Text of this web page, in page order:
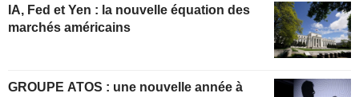
IA, Fed et Yen : la nouvelle équation des
marchés américains
GROUPE ATOS : une nouvelle année à